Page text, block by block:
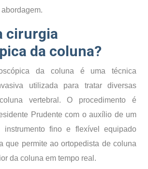
cirurgia
da coluna?
da coluna é uma técnica
utilizada para tratar diversas
vertebral. O procedimento é
Prudente com o auxílio de um
instrumento fino e flexível equipado
que permite ao ortopedista de coluna
da coluna em tempo real.